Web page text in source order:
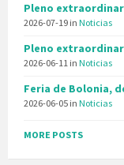
Pleno
2026-07-19 in Noticias
Pleno
2026-06-11 in Noticias
Feria de Bolonia,
2026-06-05 in Noticias
MORE POSTS